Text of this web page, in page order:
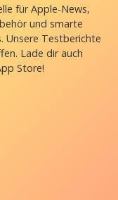
für Apple-News,
und smarte
Unsere Testberichte
Lade dir auch
Store!